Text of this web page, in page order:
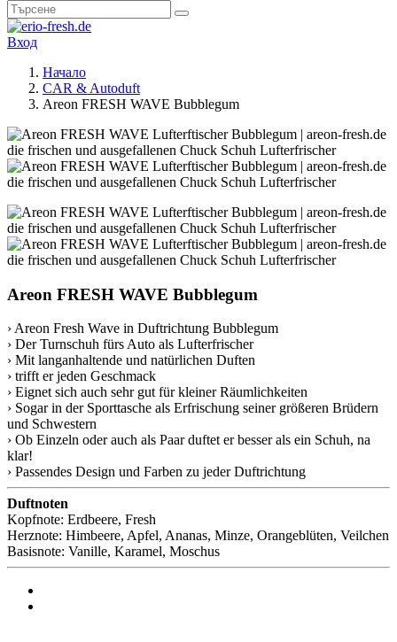
Вход
Начало
CAR & Autoduft
Areon FRESH WAVE Bubblegum
Areon FRESH WAVE Bubblegum
› Areon Fresh Wave in Duftrichtung Bubblegum
› Der Turnschuh fürs Auto als Lufterfrischer
› Mit langanhaltende und natürlichen Duften
› trifft er jeden Geschmack
› Eignet sich auch sehr gut für kleiner Räumlichkeiten
› Sogar in der Sporttasche als Erfrischung seiner größeren Brüdern
und Schwestern
› Ob Einzeln oder auch als Paar duftet er besser als ein Schuh, na
klar!
› Passendes Design und Farben zu jeder Duftrichtung
Duftnoten
Kopfnote: Erdbeere, Fresh
Herznote: Himbeere, Apfel, Ananas, Minze, Orangeblüten, Veilchen
Basisnote: Vanille, Karamel, Moschus